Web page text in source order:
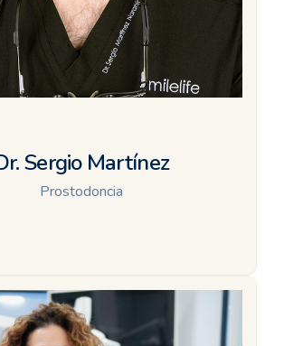
Sergio Martínez
Prostodoncia